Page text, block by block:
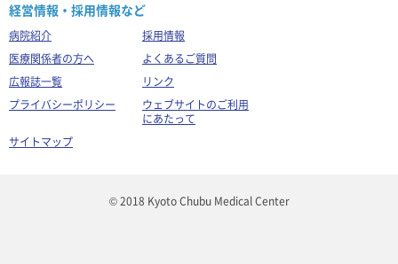
経営情報・採用情報など
病院紹介
採用情報
医療関係者の方へ
よくあるご質問
広報誌一覧
リンク
プライバシーポリシー
ウェブサイトのご利用
にあたって
サイトマップ
© 2018 Kyoto Chubu Medical Center